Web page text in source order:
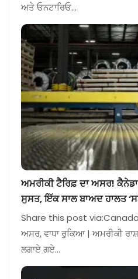
ਅਤੇ ਓਨਟਾਰਿਓ…
ਅਮਰੀਕੀ ਟੈਰਿਫ਼ ਦਾ ਅਸਰ!
ਸੁਸਤ, ਇੱਕ ਸਾਲ ਬਾਅਦ ਹਾਲਤ
Share this post
ਅਸਰ, ਵਾਧਾ ਰੁਕਿਆ | ਅਮਰੀਕੀ
ਲਗਾਏ ਗਏ…